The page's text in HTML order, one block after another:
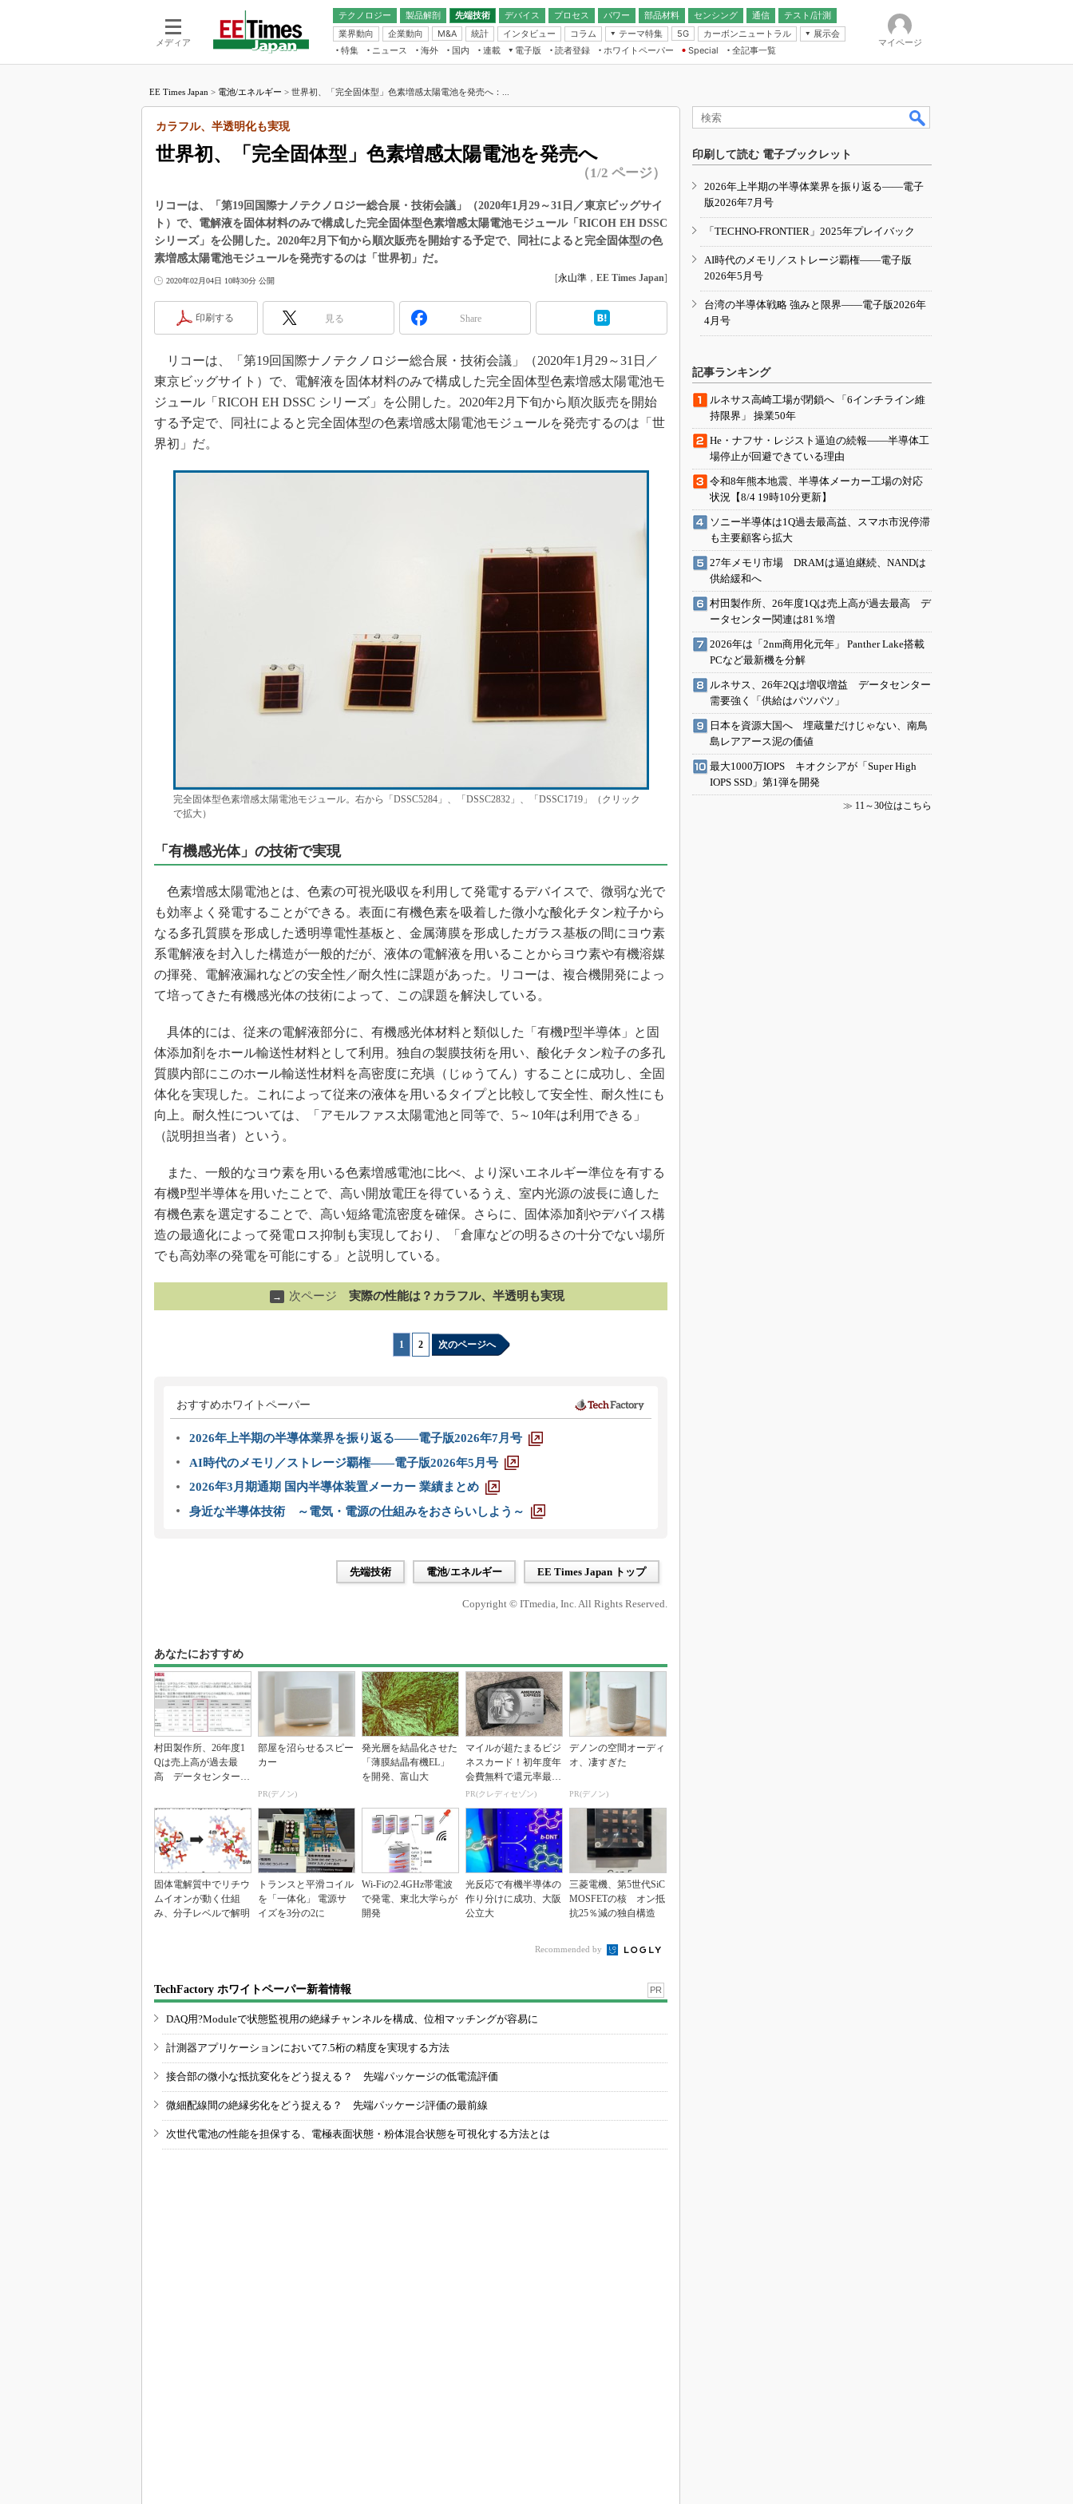
メディア
テクノロジー 製品解剖
先端技術
電池／エネルギー
デバイス
アナログ
マイコン
プロセス パワー 部品材料 センシング
通信
無線
テスト/計測
業界動向
企業動向 M&A 統計 インタビュー コラム
テーマ特集
フィジカルAI
読者調査（EE Times Research）
IoT
電源設計（EDN Japan）
5G カーボンニュートラル
展示会
IoT・エッジコンピューティング
EXPO
TECHNO-FRONTIER
人とくるま展
特集 ニュース 海外 国内
連載
福田昭のデバイス通信
大山聡の業界スコープ
リタイア直前エンジニアの社会人大
学漂流記
世界を「数字」で回してみよう
踊るバズワード ～Behind the
この10年で起こったこと、次の10年
で起こること
光伝送技術を知る
“異端児エンジニア”が仕掛けた社内
改革、執念の180日
イノベーションは日本を救うのか
IHSアナリスト「未来展望」
電子版
電子ブックレット
読者登録 ホワイトペーパー
Special
全記事一覧
マイページ
EE Times Japan > 電池/エネルギー > 世界初、「完全固体型」色素増感太陽電池を発売へ：...
世界初、「完全固体型」色素増感太陽電池を発売へ
カラフル、半透明化も実現
（1/2 ページ）
リコーは、「第19回国際ナノテクノロジー総合展・技術会議」（2020年1月29～31日／東京ビッグサイ
ト）で、電解液を固体材料のみで構成した完全固体型色素増感太陽電池モジュール「RICOH EH DSSC
シリーズ」を公開した。2020年2月下旬から順次販売を開始する予定で、同社によると完全固体型の色
素増感太陽電池モジュールを発売するのは「世界初」だ。
2020年02月04日 10時30分 公開 [永山準 ， EE Times Japan]
印刷する 見る Share
リコーは、「第19回国際ナノテクノロジー総合展・技術会議」（2020年1月29～31日／
東京ビッグサイト）で、電解液を固体材料のみで構成した完全固体型色素増感太陽電池モ
ジュール「RICOH EH DSSC シリーズ」を公開した。2020年2月下旬から順次販売を開始
する予定で、同社によると完全固体型の色素増感太陽電池モジュールを発売するのは「世
界初」だ。
完全固体型色素増感太陽電池モジュール。右から「DSSC5284」、「DSSC2832」、「DSSC1719」（クリック
で拡大）
「有機感光体」の技術で実現
色素増感太陽電池とは、色素の可視光吸収を利用して発電するデバイスで、微弱な光で
も効率よく発電することができる。表面に有機色素を吸着した微小な酸化チタン粒子から
なる多孔質膜を形成した透明導電性基板と、金属薄膜を形成したガラス基板の間にヨウ素
系電解液を封入した構造が一般的だが、液体の電解液を用いることからヨウ素や有機溶媒
の揮発、電解液漏れなどの安全性／耐久性に課題があった。リコーは、複合機開発によっ
て培ってきた有機感光体の技術によって、この課題を解決している。
具体的には、従来の電解液部分に、有機感光体材料と類似した「有機P型半導体」と固
体添加剤をホール輸送性材料として利用。独自の製膜技術を用い、酸化チタン粒子の多孔
質膜内部にこのホール輸送性材料を高密度に充塡（じゅうてん）することに成功し、全固
体化を実現した。これによって従来の液体を用いるタイプと比較して安全性、耐久性にも
向上。耐久性については、「アモルファス太陽電池と同等で、5～10年は利用できる」
（説明担当者）という。
また、一般的なヨウ素を用いる色素増感電池に比べ、より深いエネルギー準位を有する
有機P型半導体を用いたことで、高い開放電圧を得ているうえ、室内光源の波長に適した
有機色素を選定することで、高い短絡電流密度を確保。さらに、固体添加剤やデバイス構
造の最適化によって発電ロス抑制も実現しており、「倉庫などの明るさの十分でない場所
でも高効率の発電を可能にする」と説明している。
→ 次ページ 実際の性能は？カラフル、半透明も実現
1 2 次のページへ
おすすめホワイトペーパー
2026年上半期の半導体業界を振り返る――電子版2026年7月号
AI時代のメモリ／ストレージ覇権――電子版2026年5月号
2026年3月期通期 国内半導体装置メーカー 業績まとめ
身近な半導体技術 ～電気・電源の仕組みをおさらいしよう～
先端技術 電池/エネルギー EE Times Japan トップ
Copyright © ITmedia, Inc. All Rights Reserved.
あなたにおすすめ
村田製作所、26年度1
Qは売上高が過去最
高 データセンター関
部屋を沼らせるスピー
カー
PR(デノン)
発光層を結晶化させた
「薄膜結晶有機EL」
を開発、富山大
マイルが超たまるビジ
ネスカード！初年度年
会費無料で還元率最大
1.125%
PR(クレディセゾン)
デノンの空間オーディ
オ、凄すぎた
PR(デノン)
固体電解質中でリチウ
ムイオンが動く仕組
み、分子レベルで解明
トランスと平滑コイル
を「一体化」 電源サ
イズを3分の2に
Wi-Fiの2.4GHz帯電波
で発電、東北大学らが
開発
光反応で有機半導体の
作り分けに成功、大阪
公立大
三菱電機、第5世代SiC
MOSFETの核 オン抵
抗25％減の独自構造
Recommended by
TechFactory ホワイトペーパー新着情報 PR
DAQ用?Moduleで状態監視用の絶縁チャンネルを構成、位相マッチングが容易に
計測器アプリケーションにおいて7.5桁の精度を実現する方法
接合部の微小な抵抗変化をどう捉える？ 先端パッケージの低電流評価
微細配線間の絶縁劣化をどう捉える？ 先端パッケージ評価の最前線
次世代電池の性能を担保する、電極表面状態・粉体混合状態を可視化する方法とは
印刷して読む 電子ブックレット
2026年上半期の半導体業界を振り返る――電子
版2026年7月号
「TECHNO-FRONTIER」2025年プレイバック
AI時代のメモリ／ストレージ覇権――電子版
2026年5月号
台湾の半導体戦略 強みと限界――電子版2026年
4月号
記事ランキング
ルネサス高崎工場が閉鎖へ 「6インチライン維
持限界」 操業50年
He・ナフサ・レジスト逼迫の続報――半導体工
場停止が回避できている理由
令和8年熊本地震、半導体メーカー工場の対応
状況【8/4 19時10分更新】
ソニー半導体は1Q過去最高益、スマホ市況停滞
も主要顧客ら拡大
27年メモリ市場 DRAMは逼迫継続、NANDは
供給緩和へ
村田製作所、26年度1Qは売上高が過去最高 デ
ータセンター関連は81％増
2026年は「2nm商用化元年」 Panther Lake搭載
PCなど最新機を分解
ルネサス、26年2Qは増収増益 データセンター
需要強く「供給はパツパツ」
日本を資源大国へ 埋蔵量だけじゃない、南鳥
島レアアース泥の価値
最大1000万IOPS キオクシアが「Super High
IOPS SSD」第1弾を開発
≫ 11～30位はこちら